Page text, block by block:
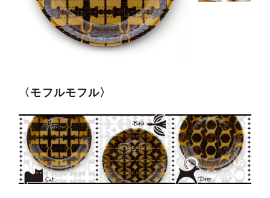
〈モフルモフル〉